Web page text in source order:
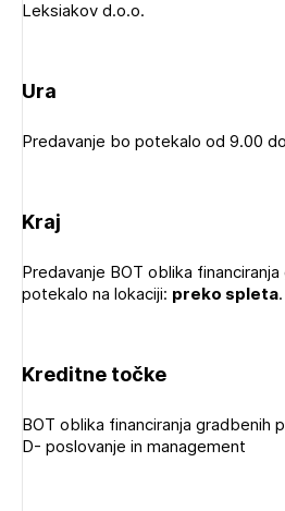
POZABLJENO GESLO
REGISTRIRAJTE SE
Leksiakov d.o.o.
Ura
Predavanje bo potekalo od 9.00
Kraj
Predavanje BOT oblika
potekalo na lokaciji: preko spleta.
Kreditne točke
BOT oblika financiranja gradbenih
D- poslovanje in management
Novičnik natečajev
NAPREJ